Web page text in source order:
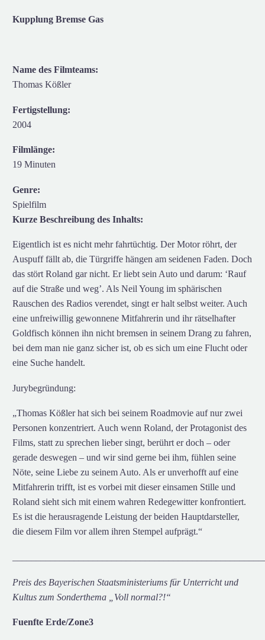
Kupplung Bremse Gas
Name des Filmteams:
Thomas Kößler
Fertigstellung:
2004
Filmlänge:
19 Minuten
Genre:
Spielfilm
Kurze Beschreibung des Inhalts:
Eigentlich ist es nicht mehr fahrtüchtig. Der Motor röhrt, der
Auspuff fällt ab, die Türgriffe hängen am seidenen Faden. Doch
das stört Roland gar nicht. Er liebt sein Auto und darum: ‘Rauf
auf die Straße und weg’. Als Neil Young im sphärischen
Rauschen des Radios verendet, singt er halt selbst weiter. Auch
eine unfreiwillig gewonnene Mitfahrerin und ihr rätselhafter
Goldfisch können ihn nicht bremsen in seinem Drang zu fahren,
bei dem man nie ganz sicher ist, ob es sich um eine Flucht oder
eine Suche handelt.
Jurybegründung:
„Thomas Kößler hat sich bei seinem Roadmovie auf nur zwei
Personen konzentriert. Auch wenn Roland, der Protagonist des
Films, statt zu sprechen lieber singt, berührt er doch – oder
gerade deswegen – und wir sind gerne bei ihm, fühlen seine
Nöte, seine Liebe zu seinem Auto. Als er unverhofft auf eine
Mitfahrerin trifft, ist es vorbei mit dieser einsamen Stille und
Roland sieht sich mit einem wahren Redegewitter konfrontiert.
Es ist die herausragende Leistung der beiden Hauptdarsteller,
die diesem Film vor allem ihren Stempel aufprägt.“
Preis des Bayerischen Staatsministeriums für Unterricht und
Kultus zum Sonderthema „Voll normal?!“
Fuenfte Erde/Zone3